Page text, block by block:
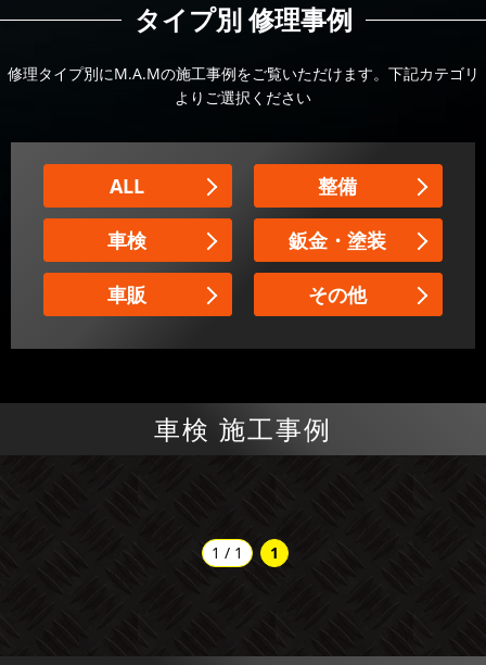
タイプ別 修理事例
修理タイプ別にM.A.Mの施工事例をご覧いただけます。下記カテゴリ
よりご選択ください
ALL 整備
車検 鈑金・塗装
車販 その他
車検 施工事例
1 / 1 1